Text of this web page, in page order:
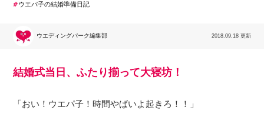
ウエパ子の結婚準備日記
ウエディングパーク編集部 2018.09.18 更新
結婚式当日、ふたり揃って大寝坊！
「おい！ウエパ子！時間やばいよ起きろ！！」